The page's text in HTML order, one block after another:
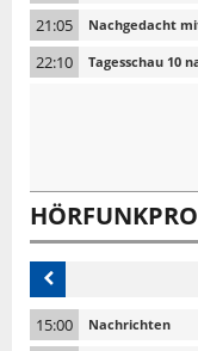
21:05 Nachgedacht
22:10 Tagesschau 10
15:00 Nachrichten